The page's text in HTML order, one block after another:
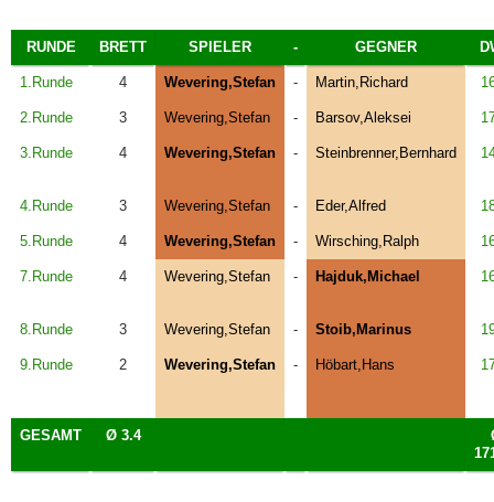
RUNDE BRETT SPIELER - GEGNER
1.Runde 4 Wevering,Stefan - Martin,Richard
2.Runde 3 Wevering,Stefan - Barsov,Aleksei
3.Runde 4 Wevering,Stefan - Steinbrenner,Bernhard
4.Runde 3 Wevering,Stefan - Eder,Alfred
5.Runde 4 Wevering,Stefan - Wirsching,Ralph
7.Runde 4 Wevering,Stefan - Hajduk,Michael
8.Runde 3 Wevering,Stefan - Stoib,Marinus
9.Runde 2 Wevering,Stefan - Höbart,Hans
GESAMT Ø 3.4